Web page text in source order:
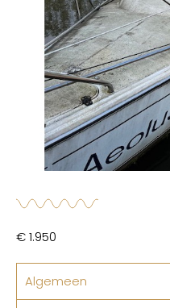
€ 1.950
Algemeen